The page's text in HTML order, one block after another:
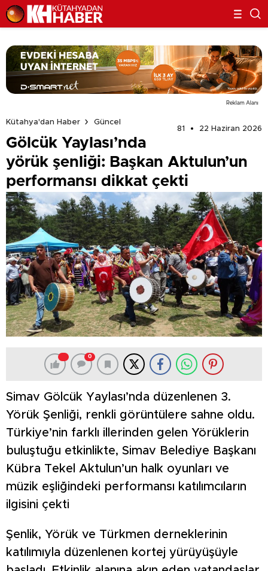
Reklam Alanı
Kütahya'dan Haber
Güncel
81
22 Haziran 2026
Gölcük Yaylası’nda
yörük şenliği: Başkan Aktulun’un
performansı dikkat çekti
0
Simav Gölcük Yaylası’nda düzenlenen 3.
Yörük Şenliği, renkli görüntülere sahne oldu.
Türkiye’nin farklı illerinden gelen Yörüklerin
buluştuğu etkinlikte, Simav Belediye Başkanı
Kübra Tekel Aktulun’un halk oyunları ve
müzik eşliğindeki performansı katılımcıların
ilgisini çekti
Şenlik, Yörük ve Türkmen derneklerinin
katılımıyla düzenlenen kortej yürüyüşüyle